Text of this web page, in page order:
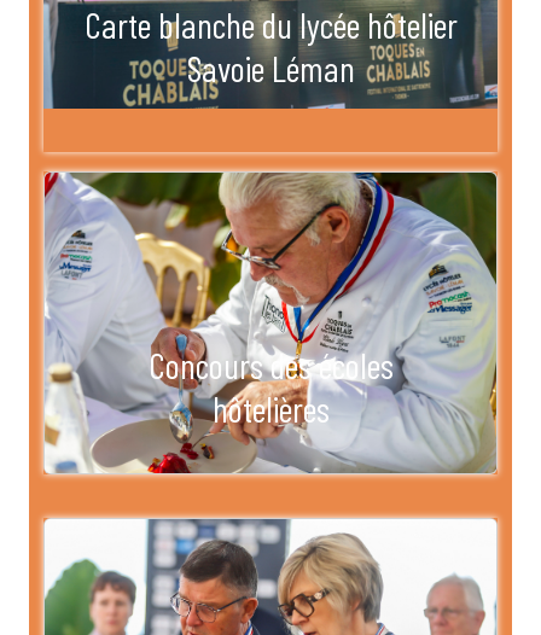
Carte blanche du lycée hôtelier
Savoie Léman
Concours des écoles
hôtelières